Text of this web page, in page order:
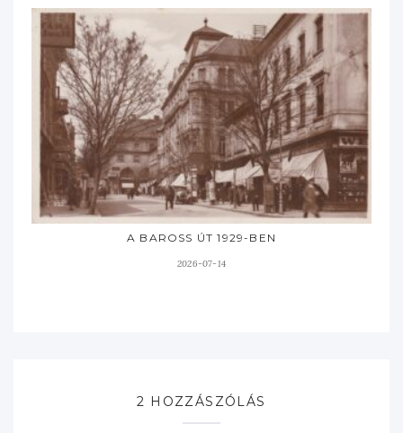
A BAROSS ÚT 1929-BEN
2026-07-14
2 HOZZÁSZÓLÁS